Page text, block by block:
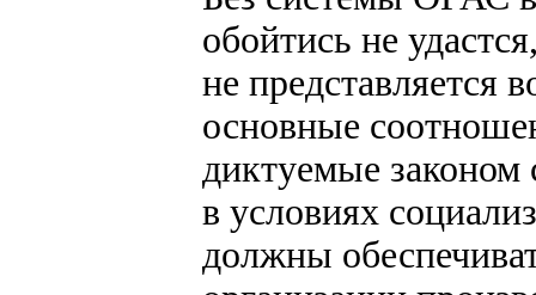
обойтись не
не представляется
основные
диктуемые законом
в условиях
должны